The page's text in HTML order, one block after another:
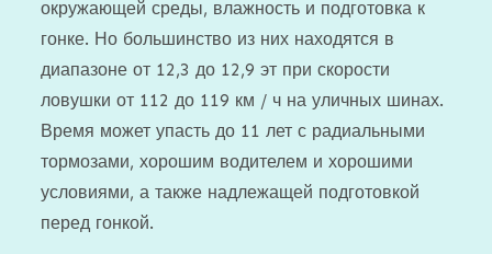
окружающей среды, влажность и подготовка к
гонке. Но большинство из них находятся в
диапазоне от 12,3 до 12,9 эт при скорости
ловушки от 112 до 119 км / ч на уличных шинах.
Время может упасть до 11 лет с радиальными
тормозами, хорошим водителем и хорошими
условиями, а также надлежащей подготовкой
перед гонкой.